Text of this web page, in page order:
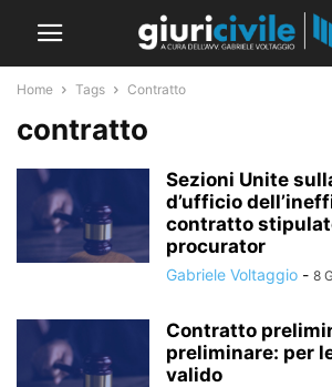
Home Tags Contratto
contratto
Sezioni Unite
d’ufficio
contratto
procurator
Gabriele Voltaggio - 8
Contratto
preliminare: per
valido